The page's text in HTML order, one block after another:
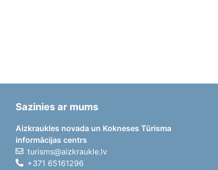
Sazinies ar mums
Aizkraukles novada un Kokneses Tūrisma
informācijas centrs
turisms@aizkraukle.lv
+371 65161296